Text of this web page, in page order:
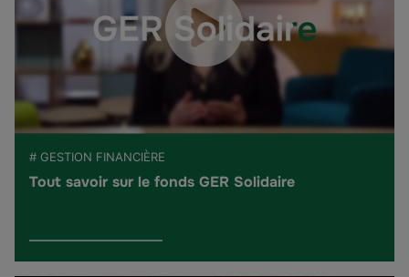
# GESTION FINANCIÈRE
Tout savoir sur le fonds GER Solidaire